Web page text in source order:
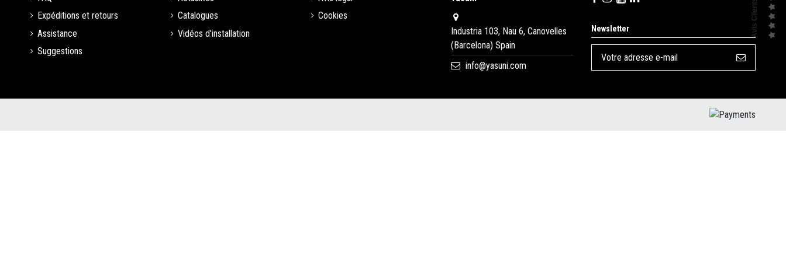
Expéditions et retours
Assistance
Suggestions
Catalogues
Vidéos d'installation
Cookies
Industria 103, Nau 6, Canovelles
(Barcelona) Spain
info@yasuni.com
Avis Clients
Newsletter